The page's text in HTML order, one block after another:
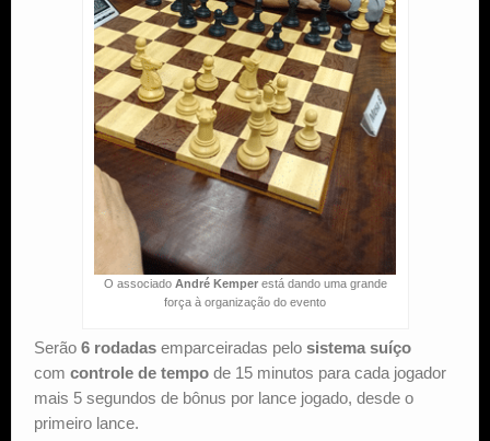
O associado André Kemperestá dando uma grande
força à organização do evento
Serão 6 rodadas emparceiradas pelo sistema suíço
com controle de tempo de 15 minutos para cada jogador
mais 5 segundos de bônus por lance jogado, desde o
primeiro lance.